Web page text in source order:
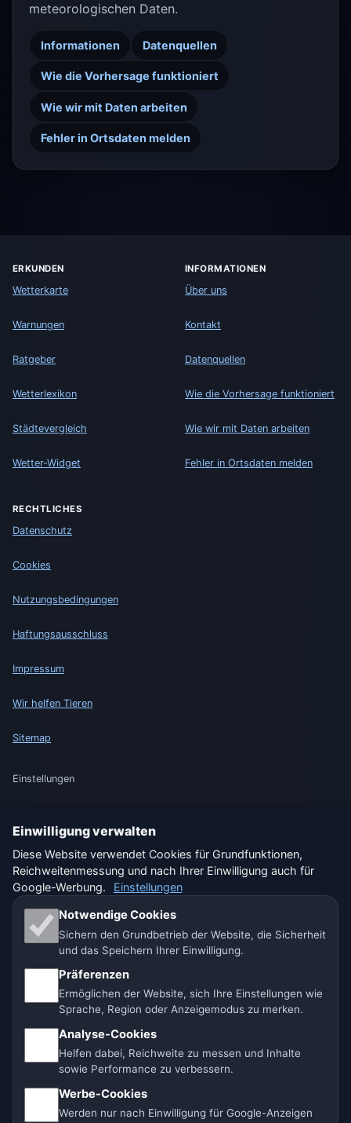
meteorologischen Daten.
Informationen Datenquellen
Wie die Vorhersage funktioniert
Wie wir mit Daten arbeiten
Fehler in Ortsdaten melden
ERKUNDEN
Wetterkarte
Warnungen
Ratgeber
Wetterlexikon
Städtevergleich
Wetter-Widget
INFORMATIONEN
Über uns
Kontakt
Datenquellen
Wie die Vorhersage funktioniert
Wie wir mit Daten arbeiten
Fehler in Ortsdaten melden
RECHTLICHES
Datenschutz
Cookies
Nutzungsbedingungen
Haftungsausschluss
Impressum
Wir helfen Tieren
Sitemap
Einstellungen
🇨🇭 Wetter Schweiz
Unsere Wetterseiten:
🇨🇿 Tschechien 🇭🇷 Kroatien 🇧🇬 Bulgarien
🇩🇪🇦🇹🇨🇭 Deutschland / Österreich / Schweiz
🌎 Lateinamerika und Spanien 🇮🇳 Süd- und Südostasien
Betreiber: Spolek Minizoo.cz z.s. | Vereins-Nr.:
21135550 | info@vorhersage.online
Einwilligung verwalten
Diese Website verwendet Cookies für Grundfunktionen,
Reichweitenmessung und nach Ihrer Einwilligung auch für
Google-Werbung.
Einstellungen
Notwendige Cookies
Sichern den Grundbetrieb der Website, die Sicherheit
und das Speichern Ihrer Einwilligung.
Präferenzen
Ermöglichen der Website, sich Ihre Einstellungen wie
Sprache, Region oder Anzeigemodus zu merken.
Analyse-Cookies
Helfen dabei, Reichweite zu messen und Inhalte
sowie Performance zu verbessern.
Werbe-Cookies
Werden nur nach Einwilligung für Google-Anzeigen